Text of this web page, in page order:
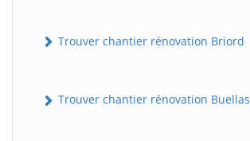
Trouver chantier rénovation Briord
Trouver chantier rénovation Buellas